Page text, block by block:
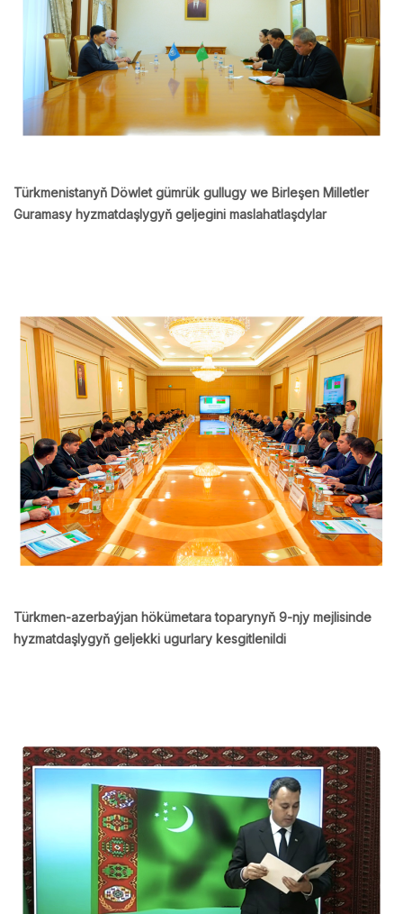
Türkmenistanyň Döwlet gümrük gullugy we Birleşen Milletler
Guramasy hyzmatdaşlygyň geljegini maslahatlaşdylar
Türkmen-azerbaýjan hökümetara toparynyň 9-njy mejlisinde
hyzmatdaşlygyň geljekki ugurlary kesgitlenildi